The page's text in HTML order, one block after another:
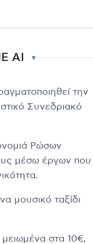
AI ▼
την
Συνεδριακό
Ρώσων
μέσω έργων που
μουσικό ταξίδι
μειωμένα στα 10€,